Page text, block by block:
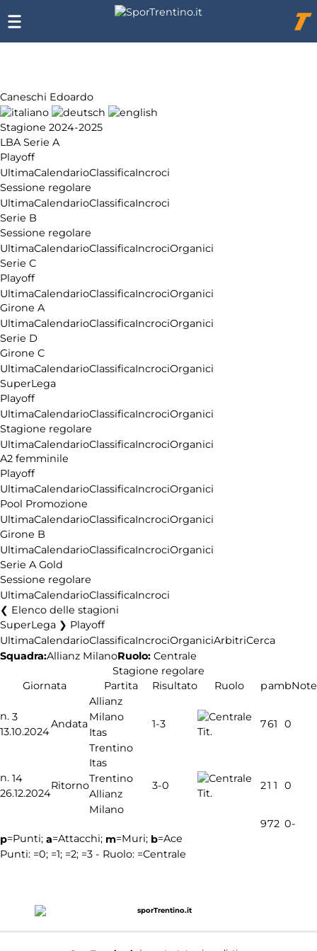
Caneschi Edoardo
Stagione 2024-2025
LBA Serie A
Playoff
UltimaCalendarioClassificaIncroci
Sessione regolare
UltimaCalendarioClassificaIncroci
Serie B
Sessione regolare
UltimaCalendarioClassificaIncrociOrganici
Serie C
Playoff
UltimaCalendarioClassificaIncrociOrganici
Girone A
UltimaCalendarioClassificaIncrociOrganici
Serie D
Girone C
UltimaCalendarioClassificaIncrociOrganici
SuperLega
Playoff
UltimaCalendarioClassificaIncrociOrganici
Stagione regolare
UltimaCalendarioClassificaIncrociOrganici
A2 femminile
Playoff
UltimaCalendarioClassificaIncrociOrganici
Pool Promozione
UltimaCalendarioClassificaIncrociOrganici
Girone B
UltimaCalendarioClassificaIncrociOrganici
Serie A Gold
Sessione regolare
UltimaCalendarioClassificaIncroci
Elenco delle stagioni
SuperLega ❯ Playoff
UltimaCalendarioClassificaIncrociOrganiciArbitriCerca
Squadra:Allianz MilanoRuolo: Centrale
Stagione regolare
Giornata
Partita Risultato Ruolo pambNote
n. 3
13.10.2024
Andata
Allianz
Milano
Itas
Trentino
1-3
Tit.
761 0
n. 14
26.12.2024
Ritorno
Itas
Trentino
Allianz
Milano
3-0
Tit.
21 1 0
972 0-
p=Punti; a=Attacchi; m=Muri; b=Ace
Punti: =0; =1; =2; =3 - Ruolo: =Centrale
Chi
siamo
Affiliazione